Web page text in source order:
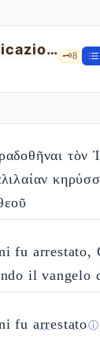
Inizio della predicazione in Galilea 🗝️8
τὸν
fu arrestato,
il vangelo
fu arrestatoⓘ